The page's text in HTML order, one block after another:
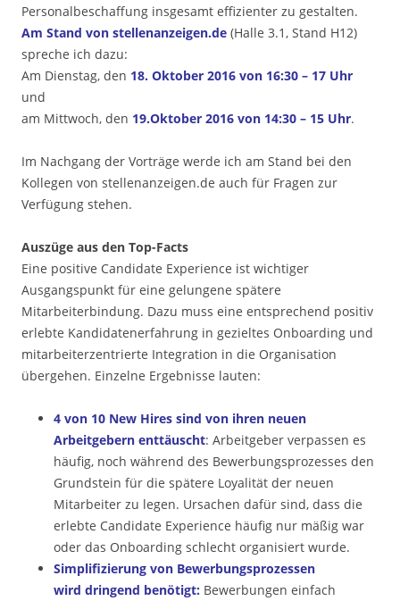
Personalbeschaffung insgesamt effizienter zu gestalten.
Am Stand von stellenanzeigen.de (Halle 3.1, Stand H12)
spreche ich dazu:
Am Dienstag, den 18. Oktober 2016 von 16:30 – 17 Uhr
und
am Mittwoch, den 19.Oktober 2016 von 14:30 – 15 Uhr.
Im Nachgang der Vorträge werde ich am Stand bei den
Kollegen von stellenanzeigen.de auch für Fragen zur
Verfügung stehen.
Auszüge aus den Top-Facts
Eine positive Candidate Experience ist wichtiger
Ausgangspunkt für eine gelungene spätere
Mitarbeiterbindung. Dazu muss eine entsprechend positiv
erlebte Kandidatenerfahrung in gezieltes Onboarding und
mitarbeiterzentrierte Integration in die Organisation
übergehen. Einzelne Ergebnisse lauten:
4 von 10 New Hires sind von ihren neuen
Arbeitgebern enttäuscht: Arbeitgeber verpassen es
häufig, noch während des Bewerbungsprozesses den
Grundstein für die spätere Loyalität der neuen
Mitarbeiter zu legen. Ursachen dafür sind, dass die
erlebte Candidate Experience häufig nur mäßig war
oder das Onboarding schlecht organisiert wurde.
Simplifizierung von Bewerbungsprozessen
wird dringend benötigt: Bewerbungen einfach